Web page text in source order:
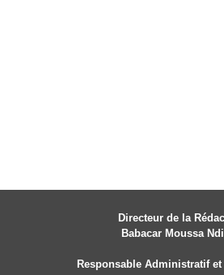
Directeur de la
Babacar Moussa
Responsable Administratif et